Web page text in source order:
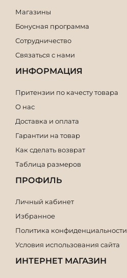
Магазины
Бонусная программа
Сотрудничество
Связаться с нами
ИНФОРМАЦИЯ
Притензии по качесту товара
О нас
Доставка и оплата
Гарантии на товар
Как сделать возврат
Таблица размеров
ПРОФИЛЬ
Личный кабинет
Избранное
Политика конфиденциальности
Условия использования сайта
ИНТЕРНЕТ МАГАЗИН